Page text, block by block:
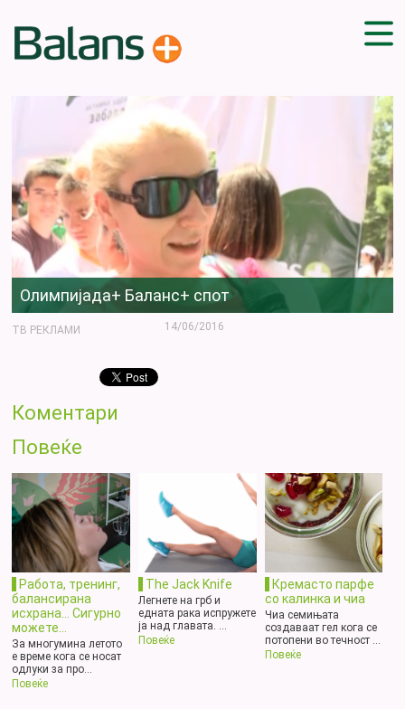
ДОМА
СОВЕТИ
ВЕЖБИ
ПЛАН ЗА ИСХРАНА
ЗДРАВИ РЕЦЕПТИ
БЛОГ
ПРОИЗВОДИ
КАМПАЊИ
ЧПП
Олимпијада+ Баланс+ спот
ТВ РЕКЛАМИ 14/06/2016
Коментари
Повеќе
Работа, тренинг,
балансирана
исхрана… Сигурно
можете...
За многумина летото
е време кога се носат
одлуки за про...
Повеќе
The Jack Knife
Легнете на грб и
едната рака испружете
ја над главата. ...
Повеќе
Кремасто парфе
со калинка и чиа
Чиа семињата
создаваат гел кога се
потопени во течност ...
Повеќе